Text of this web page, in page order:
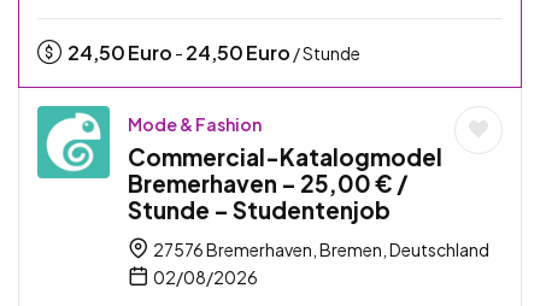
24,50Euro - 24,50Euro / Stunde
Mode & Fashion
Commercial-Katalogmodel
Bremerhaven – 25,00 € /
Stunde – Studentenjob
27576 Bremerhaven, Bremen, Deutschland
02/08/2026